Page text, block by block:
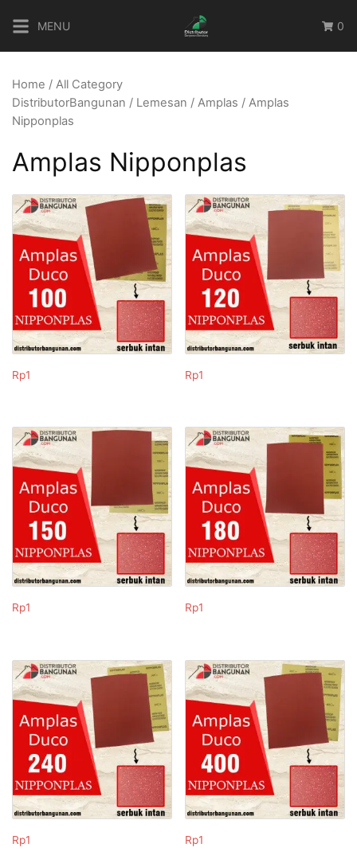
content
MENU 0
Home / All Category
DistributorBangunan / Lemesan / Amplas / Amplas
Nipponplas
Amplas Nipponplas
Rp1 Rp1
Rp1 Rp1
Rp1 Rp1